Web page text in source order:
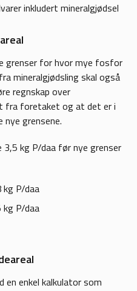
inkludert mineralgjødsel
grenser for hvor mye fosfor
mineralgjødsling skal også
regnskap over
fra foretaket og at det er i
grensene.
3,5 kg P/daa før nye grenser
P/daa
P/daa
en enkel kalkulator som